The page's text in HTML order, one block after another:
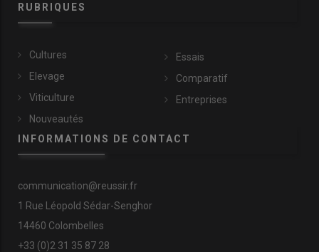
RUBRIQUES
Cultures
Elevage
Viticulture
Nouveautés
Essais
Comparatif
Entreprises
INFORMATIONS DE CONTACT
communication@reussir.fr
1 Rue Léopold Sédar-Senghor
14460 Colombelles
+33 (0)2 31 35 87 28